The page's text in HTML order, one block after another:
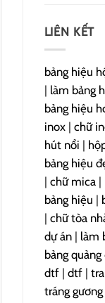
LIÊN KẾT
bảng hiệu
| làm bảng
bảng hiệu
inox| chữ
hút nổi |
bảng hiệu
| chữ mica|
bảng hiệu |
| chữ tòa
dự án| làm
bảng quảng
dtf| dtf|
tráng gương